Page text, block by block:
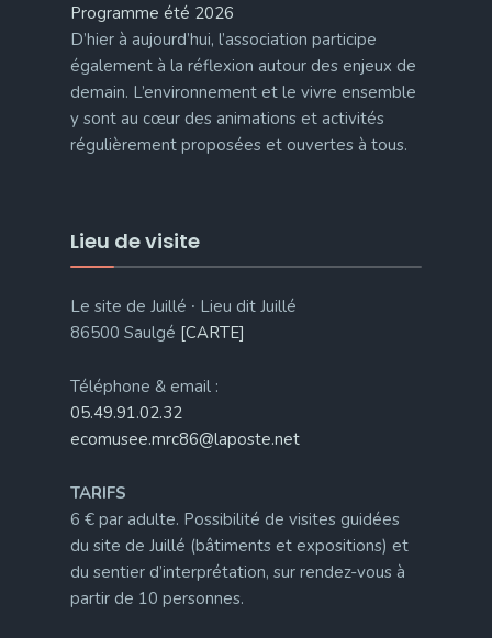
Programme été 2026
D’hier à aujourd’hui, l’association participe
également à la réflexion autour des enjeux de
demain. L’environnement et le vivre ensemble
y sont au cœur des animations et activités
régulièrement proposées et ouvertes à tous.
Lieu de visite
Le site de Juillé ∙ Lieu dit Juillé
86500 Saulgé [CARTE]
Téléphone & email :
05.49.91.02.32
ecomusee.mrc86@laposte.net
TARIFS
6 € par adulte. Possibilité de visites guidées
du site de Juillé (bâtiments et expositions) et
du sentier d’interprétation, sur rendez-vous à
partir de 10 personnes.